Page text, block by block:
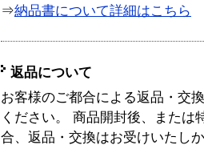
⇒納品書について詳細はこちら
返品について
お客様のご都合による返品・交
ください。 商品開封後、または
合、返品・交換はお受けいたし